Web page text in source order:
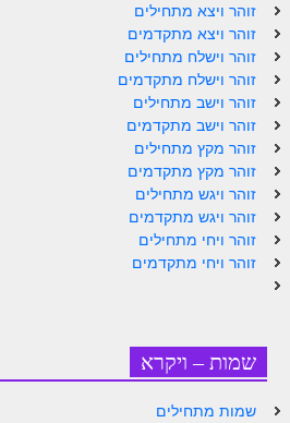
הזוהר הקדוש – קדושים למתחילים
ספר הזוהר אמור השקפה
ספר הזוהר אמור מתקדמים
הזוהר הקדוש פרשת בהר למתחילים
הזוהר הקדוש פרשת בהר – מתקדמים
זוהר בחוקותי למתחילים
ספר הזוהר – במדבר
זוהר ויצא מתחילים
זוהר ויצא מתקדמים
זוהר וישלח מתחילים
זוהר וישלח מתקדמים
זוהר וישב מתחילים
זוהר וישב מתקדמים
זוהר מקץ מתחילים
זוהר מקץ מתקדמים
זוהר ויגש מתחילים
זוהר ויגש מתקדמים
זוהר ויחי מתחילים
זוהר ויחי מתקדמים
שמות – ויקרא
שמות מתחילים